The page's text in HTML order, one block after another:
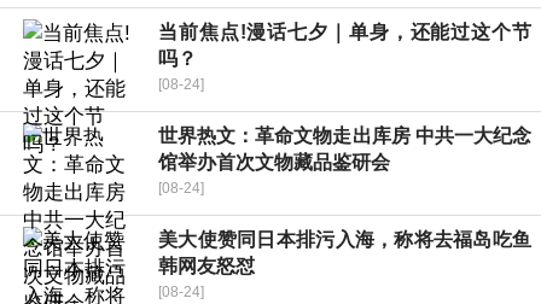
当前焦点!漫话七夕｜单身，还能过这个节
吗？
[08-24]
世界热文：革命文物走出库房 中共一大纪念
馆举办首次文物藏品鉴研会
[08-24]
美大使赞同日本排污入海，称将去福岛吃鱼
韩网友怒怼
[08-24]